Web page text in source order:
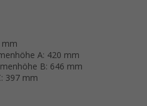
mm
A: 420 mm
B: 646 mm
397 mm